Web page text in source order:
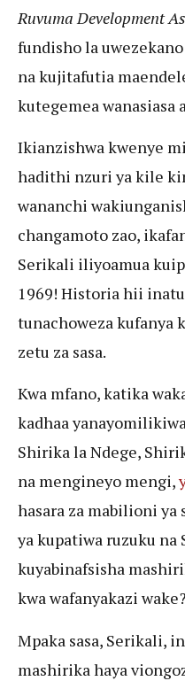
Ruvuma Development
fundisho la
na kujitafutia
kutegemea wanasiasa
Ikianzishwa kwenye
hadithi nzuri ya kile
wananchi
changamoto zao,
Serikali iliyoamua
1969! Historia hii
tunachoweza kufanya
zetu za sasa.
Kwa mfano, katika
kadhaa
Shirika la Ndege,
na mengineyo mengi,
hasara za mabilioni
ya kupatiwa ruzuku
kuyabinafsisha
kwa wafanyakazi wake?
Mpaka sasa, Serikali,
mashirika haya